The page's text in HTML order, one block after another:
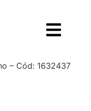
– Cód: 1632437